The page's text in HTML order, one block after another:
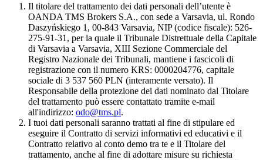
Il titolare del trattamento dei dati personali dell’utente è
OANDA TMS Brokers S.A., con sede a Varsavia, ul. Rondo
Daszyńskiego 1, 00-843 Varsavia, NIP (codice fiscale): 526-
275-91-31, per la quale il Tribunale Distrettuale della Capitale
di Varsavia a Varsavia, XIII Sezione Commerciale del
Registro Nazionale dei Tribunali, mantiene i fascicoli di
registrazione con il numero KRS: 0000204776, capitale
sociale di 3 537 560 PLN (interamente versato). Il
Responsabile della protezione dei dati nominato dal Titolare
del trattamento può essere contattato tramite e-mail
all'indirizzo: odo@tms.pl.
I tuoi dati personali saranno trattati al fine di stipulare ed
eseguire il Contratto di servizi informativi ed educativi e il
Contratto relativo al conto demo tra te e il Titolare del
trattamento, anche al fine di adottare misure su richiesta